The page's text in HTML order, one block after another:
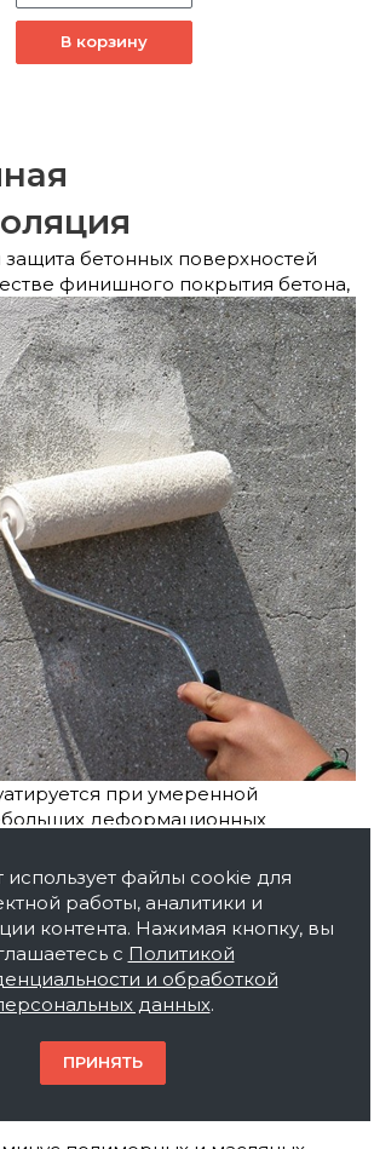
В корзину
бетонных поверхностей
финишного покрытия бетона,
при умеренной
деформационных
в сочетании с разнообразием
определяют лакокрасочным
спектр декоративно-
лакокрасочного декора
обработку рабочих
структуру бетона
использует файлы cookie для
работы, аналитики и
контента. Нажимая кнопку, вы
с Политикой
и обработкой
данных.
ПРИНЯТЬ